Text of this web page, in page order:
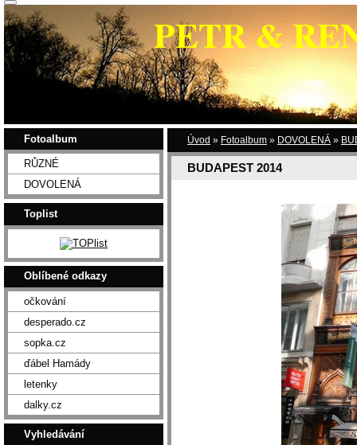
PETR &
Úvod » Fotoalbum » DOVOLENÁ »
BUDAPEST 2014
Fotoalbum
RŮZNÉ
DOVOLENÁ
Toplist
Oblíbené odkazy
očkování
desperado.cz
sopka.cz
ďábel Hamády
letenky
dalky.cz
Vyhledávání